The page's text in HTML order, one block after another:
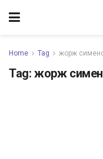
Home Tag жорж
Tag: жорж